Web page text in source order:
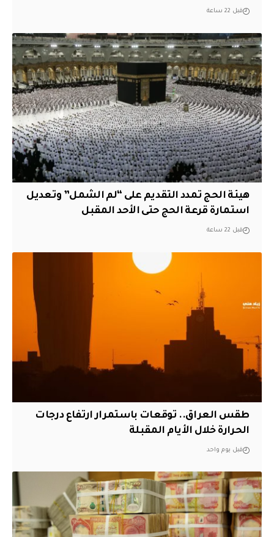
قبل 22 ساعة
هيئة الحج تمدد التقديم على “لم الشمل” وتعديل
استمارة قرعة الحج حتى الأحد المقبل
قبل 22 ساعة
طقس العراق.. توقعات باستمرار ارتفاع درجات
الحرارة خلال الأيام المقبلة
قبل يوم واحد